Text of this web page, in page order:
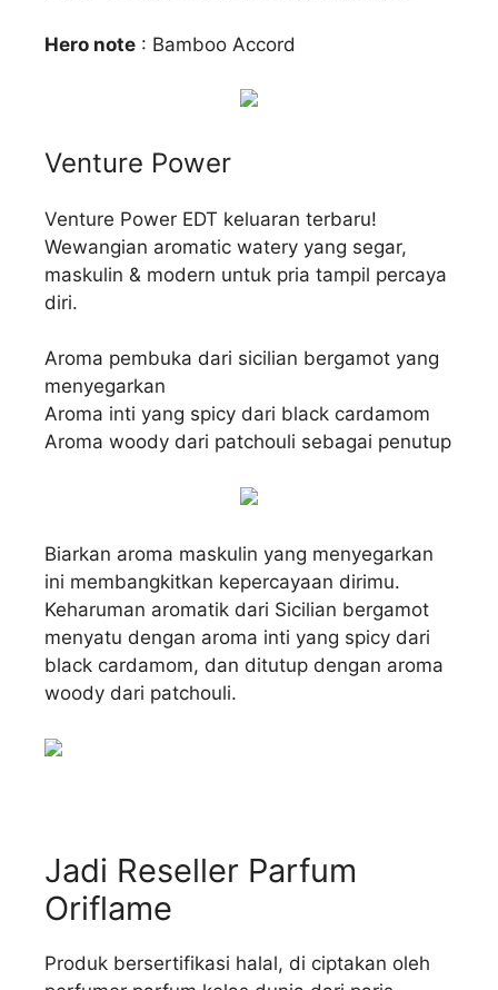
Hero note : Bamboo Accord
Venture Power
Venture Power EDT keluaran terbaru!
Wewangian aromatic watery yang segar,
maskulin & modern untuk pria tampil percaya
diri.
Aroma pembuka dari sicilian bergamot yang
menyegarkan
Aroma inti yang spicy dari black cardamom
Aroma woody dari patchouli sebagai penutup
Biarkan aroma maskulin yang menyegarkan
ini membangkitkan kepercayaan dirimu.
Keharuman aromatik dari Sicilian bergamot
menyatu dengan aroma inti yang spicy dari
black cardamom, dan ditutup dengan aroma
woody dari patchouli.
Jadi Reseller Parfum
Oriflame
Produk bersertifikasi halal, di ciptakan oleh